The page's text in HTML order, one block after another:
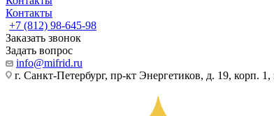
Контакты
+7 (812) 98-645-98
Заказать звонок
Задать вопрос
info@mifrid.ru
г. Санкт-Петербург, пр-кт Энергетиков, д. 19, корп. 1,